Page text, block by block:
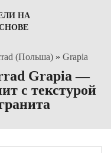
НА
(Польша) » Grapia
Grapia —
с текстурой